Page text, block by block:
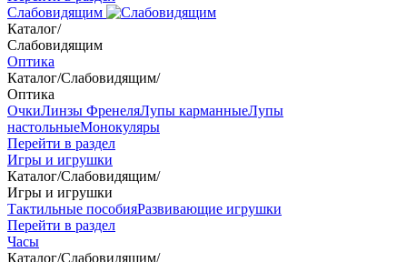
Слабовидящим
Каталог/
Слабовидящим
Оптика
Каталог/Слабовидящим/
Оптика
ОчкиЛинзы ФренеляЛупы карманныеЛупы
настольныеМонокуляры
Перейти в раздел
Игры и игрушки
Каталог/Слабовидящим/
Игры и игрушки
Тактильные пособияРазвивающие игрушки
Перейти в раздел
Часы
Каталог/Слабовидящим/